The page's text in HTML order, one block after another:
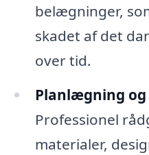
belægninger,
skadet af det
over tid.
Planlægning
Professionel
materialer,